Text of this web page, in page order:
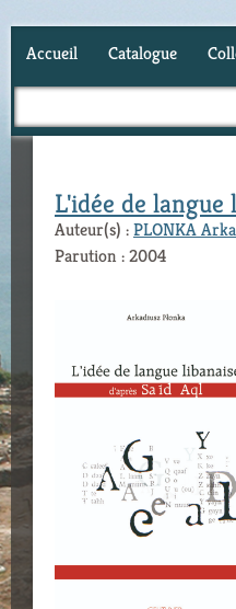
Accueil Catalogue
L'idée de langue
Auteur(s) :PLONKA
Parution : 2004